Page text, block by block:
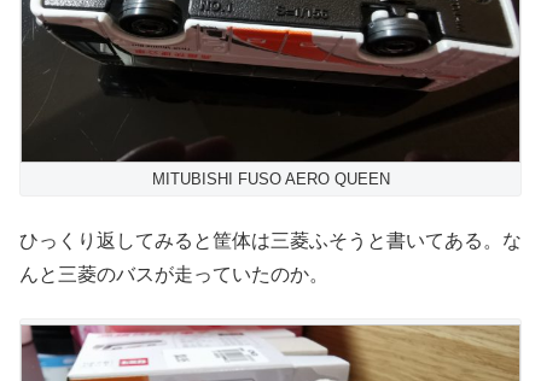
MITUBISHI FUSO AERO QUEEN
ひっくり返してみると筐体は三菱ふそうと書いてある。な
んと三菱のバスが走っていたのか。